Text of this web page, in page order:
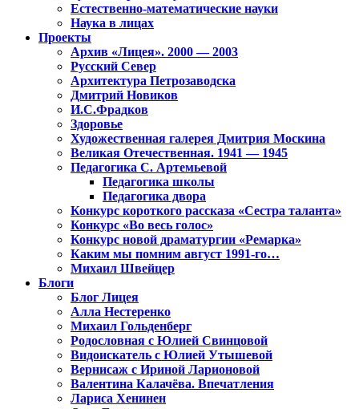
Естественно-математические науки
Наука в лицах
Проекты
Архив «Лицея». 2000 — 2003
Русский Север
Архитектура Петрозаводска
Дмитрий Новиков
И.С.Фрадков
Здоровье
Художественная галерея Дмитрия Москина
Великая Отечественная. 1941 — 1945
Педагогика С. Артемьевой
Педагогика школы
Педагогика двора
Конкурс короткого рассказа «Сестра таланта»
Конкурс «Во весь голос»
Конкурс новой драматургии «Ремарка»
Каким мы помним август 1991-го…
Михаил Швейцер
Блоги
Блог Лицея
Алла Нестеренко
Михаил Гольденберг
Родословная с Юлией Свинцовой
Видоискатель с Юлией Утышевой
Вернисаж с Ириной Ларионовой
Валентина Калачёва. Впечатления
Лариса Хенинен